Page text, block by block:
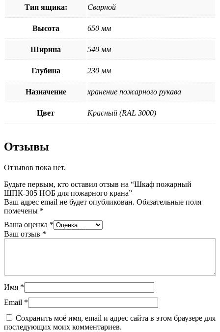
Тип ящика: Сварной
Высота 650 мм
Ширина 540 мм
Глубина 230 мм
Назначение хранение пожарного рукава
Цвет Красный (RAL 3000)
Отзывы
Отзывов пока нет.
Будьте первым, кто оставил отзыв на “Шкаф пожарный
ШПК-305 НОБ для пожарного крана”
Ваш адрес email не будет опубликован. Обязательные поля
помечены *
Ваша оценка *
Ваш отзыв *
Имя *
Email *
Сохранить моё имя, email и адрес сайта в этом браузере для
последующих моих комментариев.